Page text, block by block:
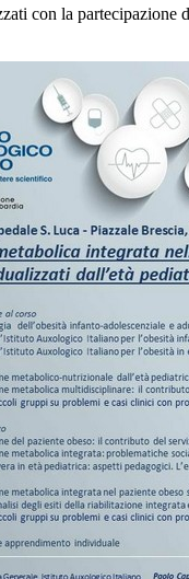
con la partecipazione